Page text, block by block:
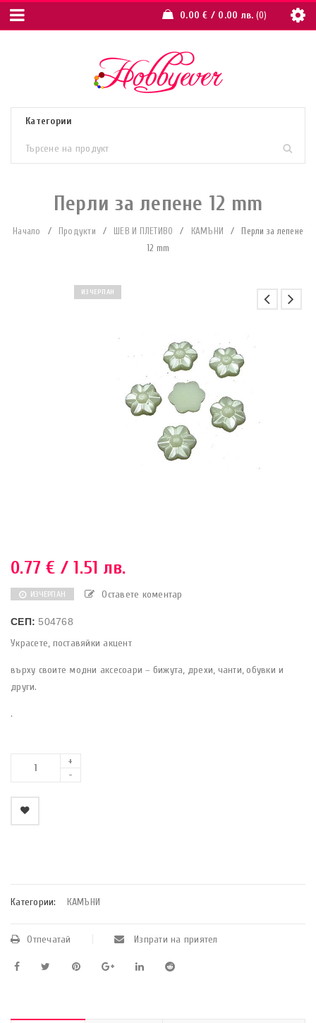
0.00€ / 0.00 лв. 0
Перли за лепене 12 mm
Начало / Продукти / ШЕВ И ПЛЕТИВО / КАМЪНИ /
Перли за лепене
12 mm
ИЗЧЕРПАН
0.77€ / 1.51 лв.
ИЗЧЕРПАН Оставете коментар
СЕП: 504768
Украсете, поставяйки акцент
върху своите модни аксесоари – бижута, дрехи, чанти, обувки и
други.
.
Категории: КАМЪНИ
Отпечатай Изпрати на приятел